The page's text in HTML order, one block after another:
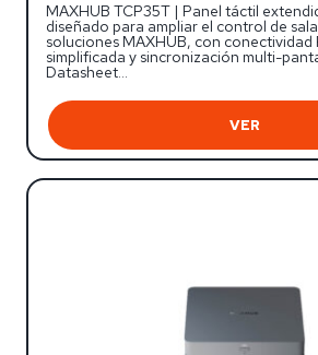
MAXHUB TCP35T | Panel táctil
diseñado para ampliar el control de
soluciones MAXHUB, con conectividad
simplificada y sincronización multi-
Datasheet…
VER